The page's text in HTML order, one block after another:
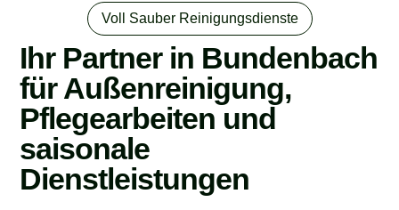
Voll Sauber Reinigungsdienste
Ihr Partner in Bundenbach
für Außenreinigung,
Pflegearbeiten und
saisonale
Dienstleistungen